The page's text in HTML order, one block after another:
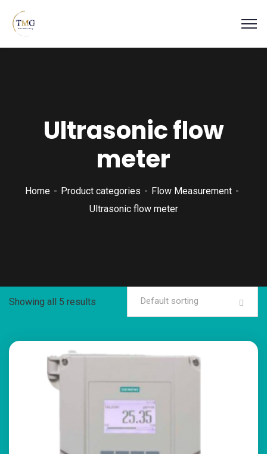
Ultrasonic flow
meter
Home Product categories
Flow Measurement
Ultrasonic flow meter
Showing all 5 results Default sorting